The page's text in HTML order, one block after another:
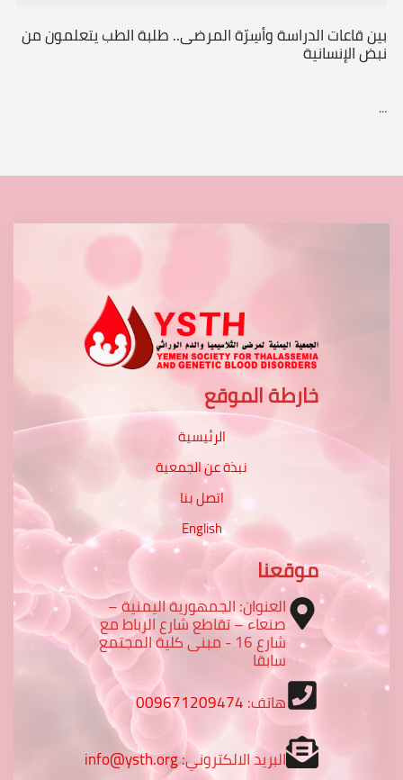
بين قاعات الدراسة وأسِرّة المرضى.. طلبة الطب يتعلمون من
نبض الإنسانية
...
خارطة الموقع
الرئيسية
نبذة عن الجمعية
اتصل بنا
English
موقعنا
العنوان: الجمهورية اليمنية –
صنعاء – تقاطع شارع الرباط مع
شارع 16 - مبنى كلية المجتمع
سابقا
هاتف:009671209474
البريد الالكتروني:info@ysth.org